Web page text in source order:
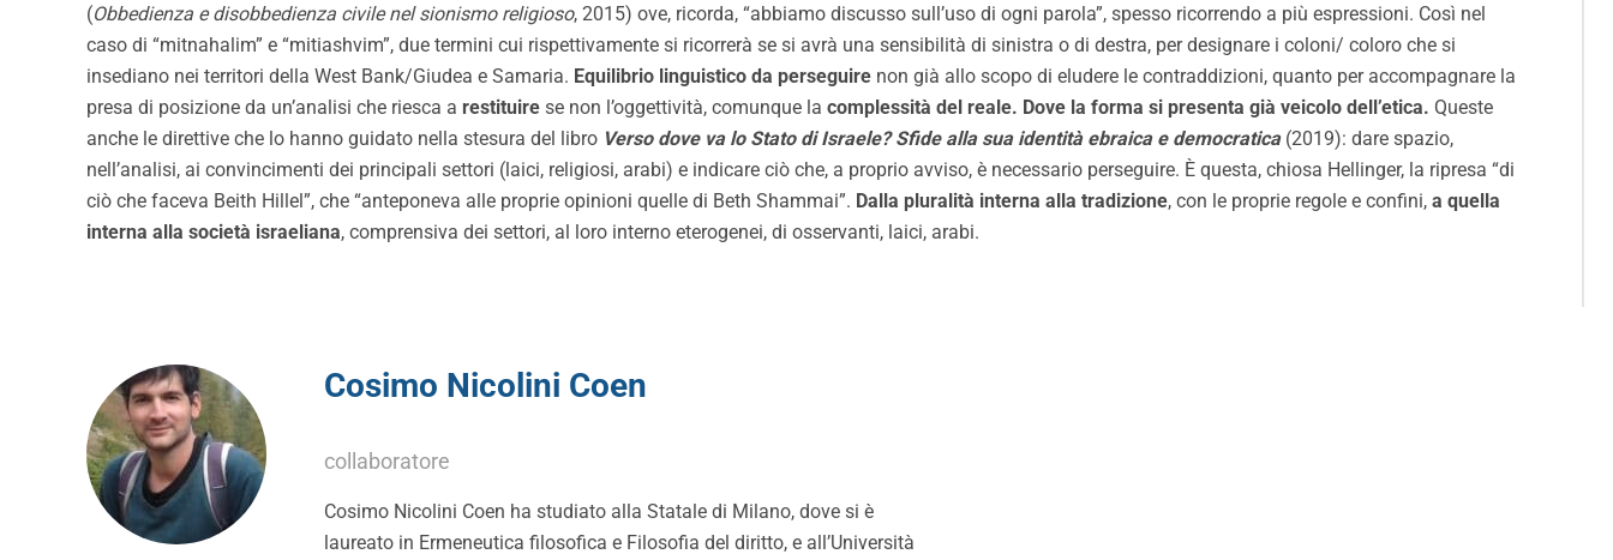
(Obbedienza e disobbedienza civile nel sionismo religioso, 2015) ove, ricorda, “abbiamo discusso sull’uso di ogni parola”, spesso ricorrendo a più espressioni. Così nel
caso di “mitnahalim” e “mitiashvim”, due termini cui rispettivamente si ricorrerà se si avrà una sensibilità di sinistra o di destra, per designare i coloni/ coloro che si
insediano nei territori della West Bank/Giudea e Samaria. Equilibrio linguistico da perseguire non già allo scopo di eludere le contraddizioni, quanto per accompagnare la
presa di posizione da un’analisi che riesca a restituire se non l’oggettività, comunque la complessità del reale. Dove la forma si presenta già veicolo dell’etica. Queste
anche le direttive che lo hanno guidato nella stesura del libro Verso dove va lo Stato di Israele? Sfide alla sua identità ebraica e democratica(2019): dare spazio,
nell’analisi, ai convincimenti dei principali settori (laici, religiosi, arabi) e indicare ciò che, a proprio avviso, è necessario perseguire. È questa, chiosa Hellinger, la ripresa “di
ciò che faceva Beith Hillel”, che “anteponeva alle proprie opinioni quelle di Beth Shammai”. Dalla pluralità interna alla tradizione, con le proprie regole e confini, a quella
interna alla società israeliana, comprensiva dei settori, al loro interno eterogenei, di osservanti, laici, arabi.
Cosimo Nicolini Coen
collaboratore
Cosimo Nicolini Coen ha studiato alla Statale di Milano, dove si è
laureato in Ermeneutica filosofica e Filosofia del diritto, e all’Università